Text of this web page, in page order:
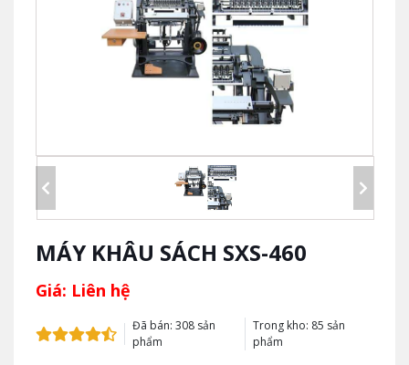
MÁY KHÂU SÁCH SXS-460
Giá: Liên hệ
Đã bán: 308 sản
phẩm
Trong kho: 85 sản
phẩm